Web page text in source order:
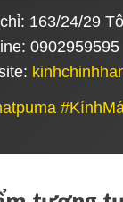
163/24/29
0902959595